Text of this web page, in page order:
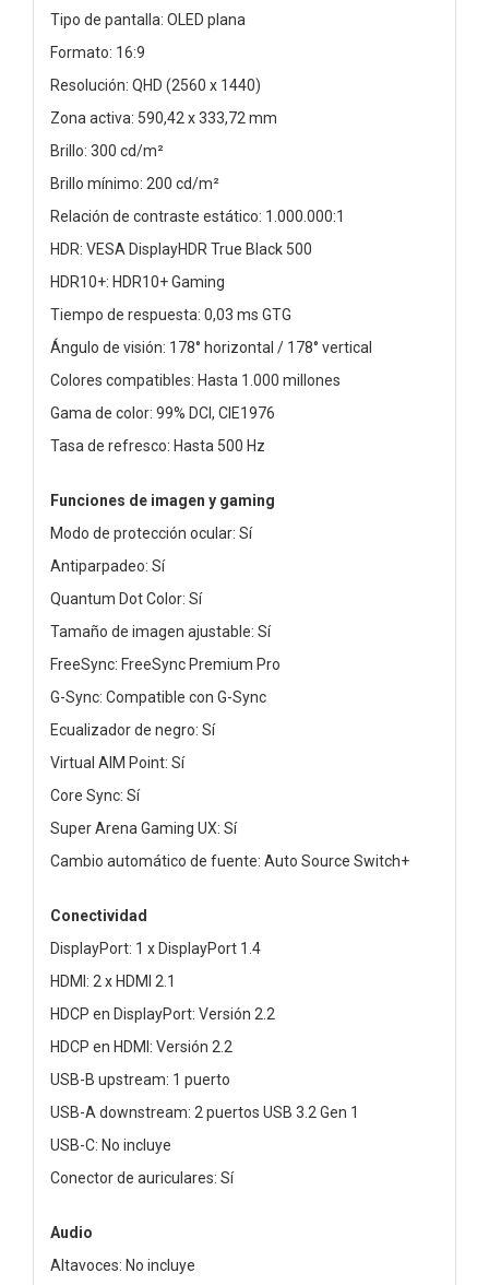
Tipo de pantalla: OLED plana
Formato: 16:9
Resolución: QHD (2560 x 1440)
Zona activa: 590,42 x 333,72 mm
Brillo: 300 cd/m²
Brillo mínimo: 200 cd/m²
Relación de contraste estático: 1.000.000:1
HDR: VESA DisplayHDR True Black 500
HDR10+: HDR10+ Gaming
Tiempo de respuesta: 0,03 ms GTG
Ángulo de visión: 178° horizontal / 178° vertical
Colores compatibles: Hasta 1.000 millones
Gama de color: 99% DCI, CIE1976
Tasa de refresco: Hasta 500 Hz
Funciones de imagen y gaming
Modo de protección ocular: Sí
Antiparpadeo: Sí
Quantum Dot Color: Sí
Tamaño de imagen ajustable: Sí
FreeSync: FreeSync Premium Pro
G-Sync: Compatible con G-Sync
Ecualizador de negro: Sí
Virtual AIM Point: Sí
Core Sync: Sí
Super Arena Gaming UX: Sí
Cambio automático de fuente: Auto Source Switch+
Conectividad
DisplayPort: 1 x DisplayPort 1.4
HDMI: 2 x HDMI 2.1
HDCP en DisplayPort: Versión 2.2
HDCP en HDMI: Versión 2.2
USB-B upstream: 1 puerto
USB-A downstream: 2 puertos USB 3.2 Gen 1
USB-C: No incluye
Conector de auriculares: Sí
Audio
Altavoces: No incluye